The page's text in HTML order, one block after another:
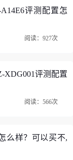
吐槽两个月感受
评测配置怎
阅读：927次
XDG001评测配置
阅读：566次
么样？可以买不,